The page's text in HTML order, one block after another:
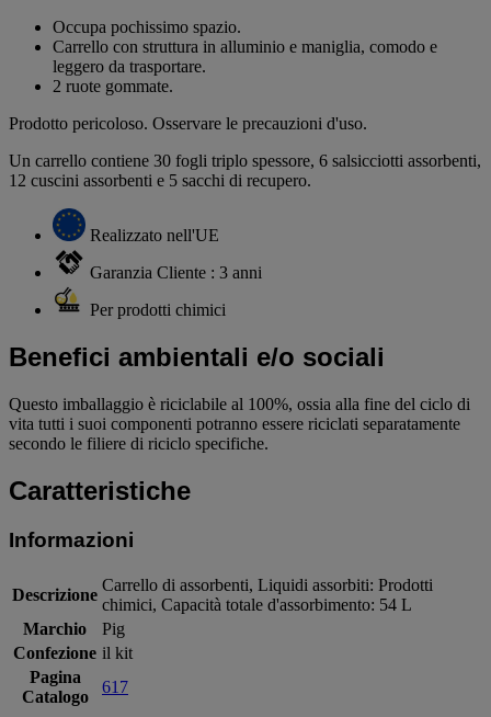
Occupa pochissimo spazio.
Carrello con struttura in alluminio e maniglia, comodo e
leggero da trasportare.
2 ruote gommate.
Prodotto pericoloso. Osservare le precauzioni d'uso.
Un carrello contiene 30 fogli triplo spessore, 6 salsicciotti assorbenti,
12 cuscini assorbenti e 5 sacchi di recupero.
Realizzato nell'UE
Garanzia Cliente : 3 anni
Per prodotti chimici
Benefici ambientali e/o sociali
Questo imballaggio è riciclabile al 100%, ossia alla fine del ciclo di
vita tutti i suoi componenti potranno essere riciclati separatamente
secondo le filiere di riciclo specifiche.
Caratteristiche
Informazioni
Descrizione
Carrello di assorbenti, Liquidi assorbiti: Prodotti
chimici, Capacità totale d'assorbimento: 54 L
Marchio
Pig
Confezione il kit
Pagina
Catalogo
617